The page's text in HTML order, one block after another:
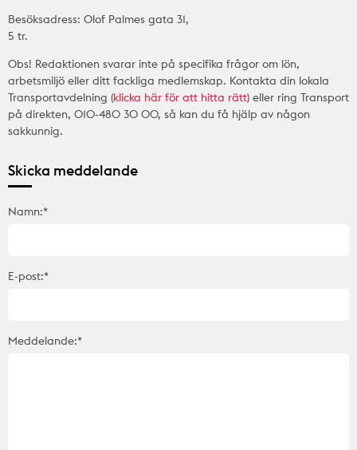
Besöksadress: Olof Palmes gata 31,
5 tr.
Obs! Redaktionen svarar inte på specifika frågor om lön,
arbetsmiljö eller ditt fackliga medlemskap. Kontakta din lokala
Transportavdelning (klicka här för att hitta rätt) eller ring Transport
på direkten, 010-480 30 00, så kan du få hjälp av någon
sakkunnig.
Skicka meddelande
Namn:*
E-post:*
Meddelande:*